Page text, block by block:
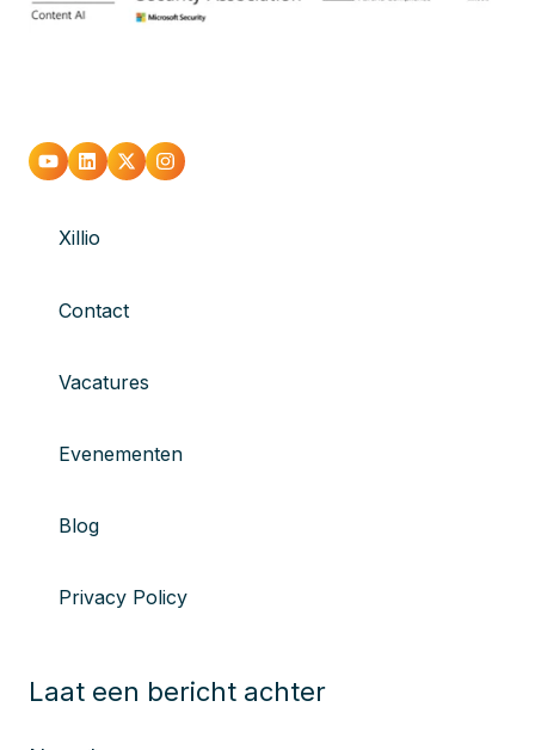
Xillio
Contact
Vacatures
Evenementen
Blog
Privacy Policy
Laat een bericht achter